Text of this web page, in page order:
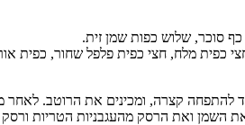
2-3 כפות שמנת מתוקה (אופציונלי), חצי כוס מים, חצי כפית מלח,